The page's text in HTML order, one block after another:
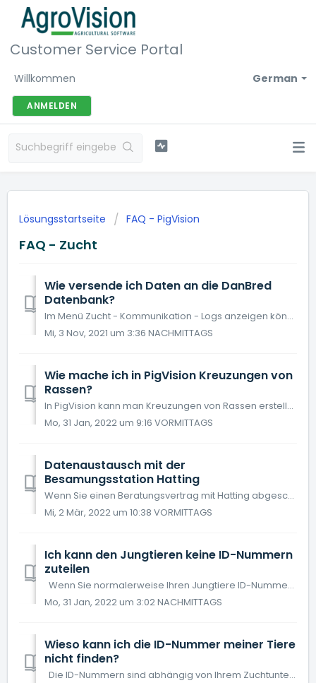
Customer Service Portal
German
Willkommen
ANMELDEN
Lösungsstartseite FAQ - PigVision
FAQ - Zucht
Wie versende ich Daten an die DanBred
Datenbank?
Im Menü Zucht - Kommunikation - Logs anzeigen können Sie die gleichen Log-Dateien sehen, die DanBred Ihnen per E-Mail schickt. Die Informationen werden dire...
Mi, 3 Nov, 2021 um 3:36 NACHMITTAGS
Wie mache ich in PigVision Kreuzungen von
Rassen?
In PigVision kann man Kreuzungen von Rassen erstellen. Öffnen Sie „Zucht“ und „Rassen“. (Wenn Rassen nicht da sind, können Sie im Layout Setup hinzufügen). ...
Mo, 31 Jan, 2022 um 9:16 VORMITTAGS
Datenaustausch mit der
Besamungsstation Hatting
Wenn Sie einen Beratungsvertrag mit Hatting abgeschlossen haben, kann Hatting jede Woche die Daten Ihrer Herde verfolgen, z. B. "Ferkelzahl" und...
Mi, 2 Mär, 2022 um 10:38 VORMITTAGS
Ich kann den Jungtieren keine ID-Nummern
zuteilen
Wenn Sie normalerweise Ihren Jungtiere ID-Nummern geben und dies plötzliche nicht mehr möglich ist, kann es sein, dass Sie keine Nummern mehr haben, sehe...
Mo, 31 Jan, 2022 um 3:02 NACHMITTAGS
Wieso kann ich die ID-Nummer meiner Tiere
nicht finden?
Die ID-Nummern sind abhängig von Ihrem Zuchtunternehmen. Sie müssen sicherstellen, dass Sie die richtige Zahlenreihe in Ihrem Layout haben. Wenn Sie DanB...